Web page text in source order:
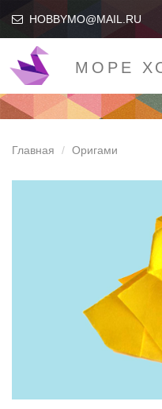
HOBBYMO@MAIL.RU
МОРЕ
Главная Оригами